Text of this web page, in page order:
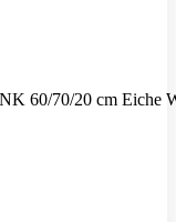
60/70/20 cm Eiche